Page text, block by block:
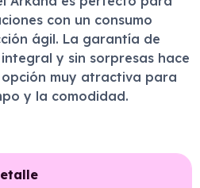
con un consumo
ágil. La garantía de
y sin sorpresas hace
muy atractiva para
y la comodidad.